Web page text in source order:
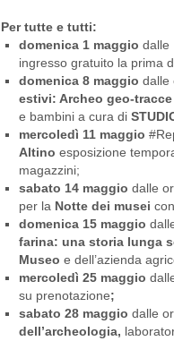
Per tutte e tutti:
domenica 1 maggio dalle
ingresso gratuito la prima
domenica 8 maggio dalle
estivi: Archeo geo-
e bambini a cura di
mercoledì 11 maggio
Altinoesposizione
magazzini;
sabato 14 maggiodalle
per la Notte dei musei
domenica 15 maggio
farina: una storia lunga
Museoe dell’azienda
mercoledì 25 maggio
su prenotazione;
sabato 28 maggiodalle
dell’archeologia,